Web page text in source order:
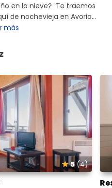
en la nieve? Te traemos
de nochevieja en Avoriaz
máximo tus vacaciones.
más
5(4)